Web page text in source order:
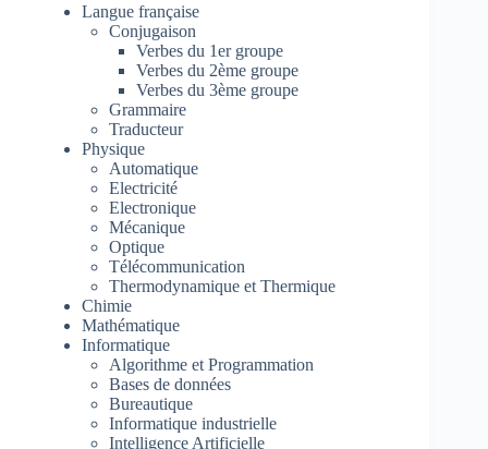
Langue française
Conjugaison
Verbes du 1er groupe
Verbes du 2ème groupe
Verbes du 3ème groupe
Grammaire
Traducteur
Physique
Automatique
Electricité
Electronique
Mécanique
Optique
Télécommunication
Thermodynamique et Thermique
Chimie
Mathématique
Informatique
Algorithme et Programmation
Bases de données
Bureautique
Informatique industrielle
Intelligence Artificielle